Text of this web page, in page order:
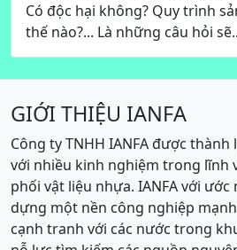
Có độc hại không? Quy trình
thế nào?... Là những câu hỏi
GIỚI THIỆU IANFA
Công ty TNHH IANFA được
với nhiều kinh nghiệm trong lĩnh
phối vật liệu nhựa. IANFA với
dựng một nền công nghiệp
cạnh tranh với các nước trong